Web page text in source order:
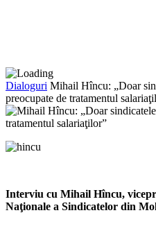
Dialoguri Mihail Hîncu: „Doar
preocupate de tratamentul
Interviu cu Mihail Hîncu,
Naţionale a Sindicatelor din